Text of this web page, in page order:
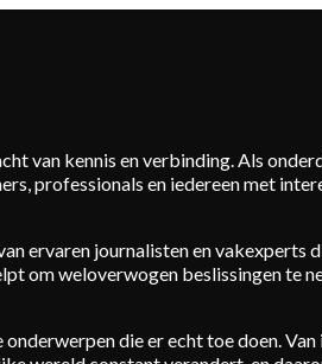
van kennis en verbinding. Als
professionals en iedereen met
ervaren journalisten en
om weloverwogen beslissingen te
die er echt toe doen.